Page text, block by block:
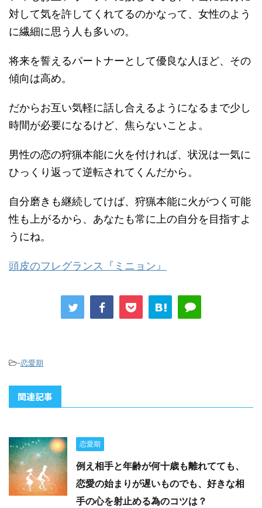
対して気を許してくれてるのかなって、女性のよう
に繊細に思う人も多いの。
将来を誓えるパートナーとして優良な人ほど、その
傾向は高め。
だからお互い気軽に話し合えるようになるまで少し
時間が必要になるけど、焦らないことよ。
男性の恋の狩猟本能に火を付ければ、状況は一気に
ひっくり返って逆転されてくんだから。
自分磨きも継続してけば、狩猟本能に火がつく可能
性も上がるから、あなたも常に上の自分を目指すよ
うにね。
頭皮のフレグランス『ミニョン』
-恋愛期
関連記事
恋愛期
例え相手と年齢が何十歳も離れてても、
恋愛の始まりが遅いものでも、好きな相
手の心を射止める為のコツは？